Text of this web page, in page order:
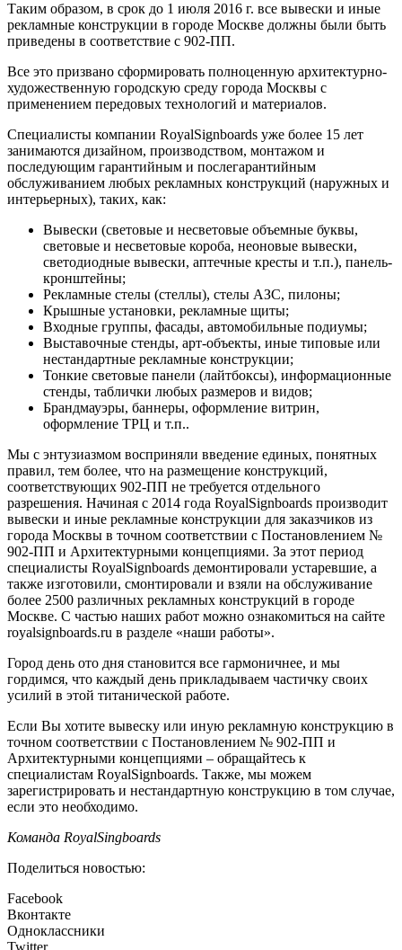
Таким образом, в срок до 1 июля 2016 г. все вывески и иные
рекламные конструкции в городе Москве должны были быть
приведены в соответствие с 902-ПП.
Все это призвано сформировать полноценную архитектурно-
художественную городскую среду города Москвы с
применением передовых технологий и материалов.
Специалисты компании RoyalSignboards уже более 15 лет
занимаются дизайном, производством, монтажом и
последующим гарантийным и послегарантийным
обслуживанием любых рекламных конструкций (наружных и
интерьерных), таких, как:
Вывески (световые и несветовые объемные буквы,
световые и несветовые короба, неоновые вывески,
светодиодные вывески, аптечные кресты и т.п.), панель-
кронштейны;
Рекламные стелы (стеллы), стелы АЗС, пилоны;
Крышные установки, рекламные щиты;
Входные группы, фасады, автомобильные подиумы;
Выставочные стенды, арт-объекты, иные типовые или
нестандартные рекламные конструкции;
Тонкие световые панели (лайтбоксы), информационные
стенды, таблички любых размеров и видов;
Брандмауэры, баннеры, оформление витрин,
оформление ТРЦ и т.п..
Мы с энтузиазмом восприняли введение единых, понятных
правил, тем более, что на размещение конструкций,
соответствующих 902-ПП не требуется отдельного
разрешения. Начиная с 2014 года RoyalSignboards производит
вывески и иные рекламные конструкции для заказчиков из
города Москвы в точном соответствии с Постановлением №
902-ПП и Архитектурными концепциями. За этот период
специалисты RoyalSignboards демонтировали устаревшие, а
также изготовили, смонтировали и взяли на обслуживание
более 2500 различных рекламных конструкций в городе
Москве. С частью наших работ можно ознакомиться на сайте
royalsignboards.ru в разделе «наши работы».
Город день ото дня становится все гармоничнее, и мы
гордимся, что каждый день прикладываем частичку своих
усилий в этой титанической работе.
Если Вы хотите вывеску или иную рекламную конструкцию в
точном соответствии с Постановлением № 902-ПП и
Архитектурными концепциями – обращайтесь к
специалистам RoyalSignboards. Также, мы можем
зарегистрировать и нестандартную конструкцию в том случае,
если это необходимо.
Команда RoyalSingboards
Поделиться новостью:
Facebook
Вконтакте
Одноклассники